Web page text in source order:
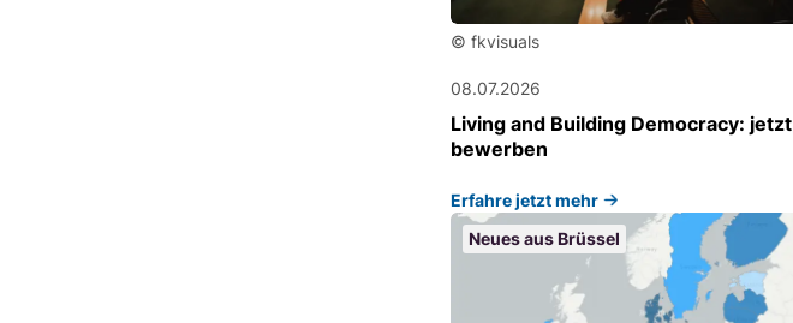
© fkvisuals
08.07.2026
Living and Building Democracy: jetzt
bewerben
Erfahre jetzt mehr
Neues aus Brüssel